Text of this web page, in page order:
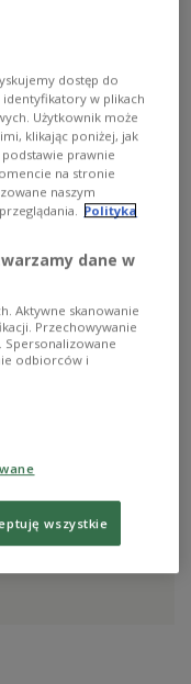
lustracja
dostęp do
w plikach
Użytkownik może
klikając poniżej, jak
prawnie
na stronie
naszym
Polityka
dane w
Aktywne skanowanie
Przechowywanie
odbiorców i
wszystkie